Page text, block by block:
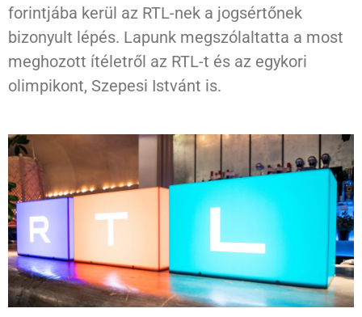
forintjába kerül az RTL-nek a jogsértőnek
bizonyult lépés. Lapunk megszólaltatta a most
meghozott ítéletről az RTL-t és az egykori
olimpikont, Szepesi Istvánt is.